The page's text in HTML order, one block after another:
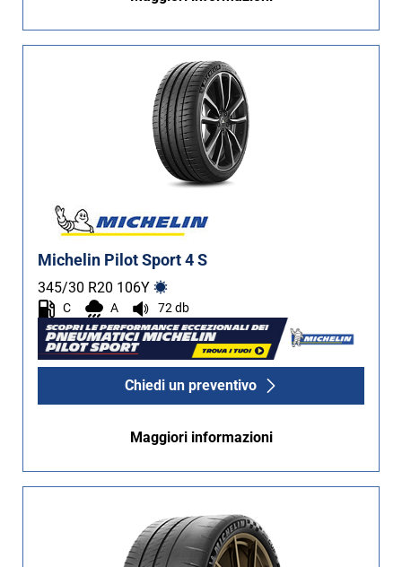
Michelin Pilot Sport 4 S
345/30 R20 106Y
C A 72 db
Chiedi un preventivo
Maggiori informazioni